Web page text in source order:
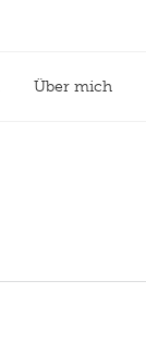
Über mich